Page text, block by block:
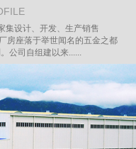
集设计、开发、生产销售
房座落于举世闻名的五金之都
公司自组建以来......